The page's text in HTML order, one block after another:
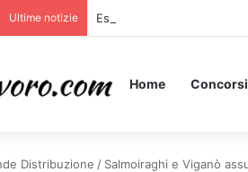
Ultime notizie Essere Pagati per Stare a
Home
Distribuzione / Salmoiraghi e Viganò